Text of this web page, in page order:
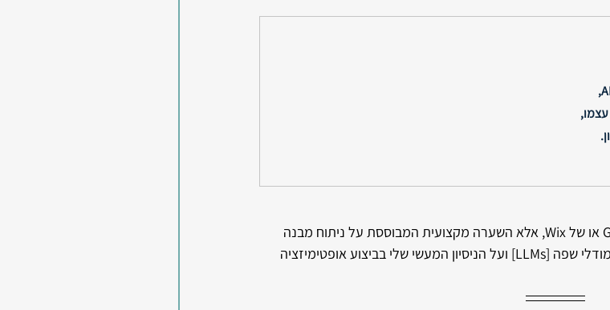
זו לא טענה רשמית של Google או של Wix, אלא השערה מקצועית המבוססת על ניתוח מבנה
ה־HTML של Wix, על אופן הפעולה הידוע של מודלי שפה [LLMs] ועל הניסיון המעשי שלי בביצוע אופטימיזציה